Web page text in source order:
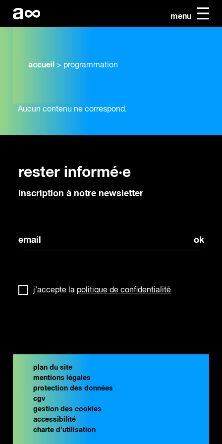
menu
accueil > programmation
Aucun contenu ne correspond.
rester informé·e
inscription à notre newsletter
j'accepte la politique de confidentialité
plan du site
mentions légales
protection des données
cgv
gestion des cookies
accessibilité
charte d’utilisation